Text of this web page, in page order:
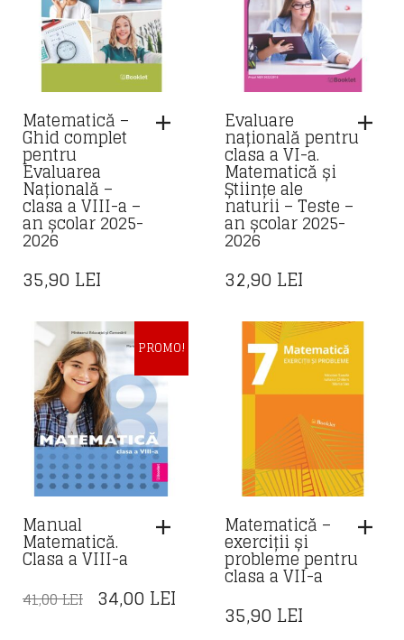
Matematică –
Ghid complet
pentru
Evaluarea
Națională –
clasa a VIII-a –
an școlar 2025-
2026
35,90 LEI
Evaluare
națională pentru
clasa a VI-a.
Matematică și
Științe ale
naturii – Teste –
an școlar 2025-
2026
32,90 LEI
PROMO!
Manual
Matematică.
Clasa a VIII-a
41,00LEI PREȚUL
34,00 LEI
CURENT
Matematică –
exerciții și
probleme pentru
clasa a VII-a
35,90 LEI